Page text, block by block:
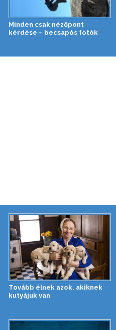
Minden csak nézőpont
kérdése – becsapós fotók
Tovább élnek azok, akiknek
kutyájuk van